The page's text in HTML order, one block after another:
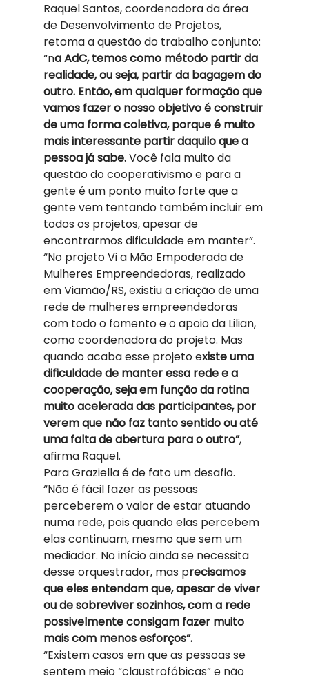
Raquel Santos, coordenadora da área
de Desenvolvimento de Projetos,
retoma a questão do trabalho conjunto:
“na AdC, temos como método partir da
realidade, ou seja, partir da bagagem do
outro. Então, em qualquer formação que
vamos fazer o nosso objetivo é construir
de uma forma coletiva, porque é muito
mais interessante partir daquilo que a
pessoa já sabe. Você fala muito da
questão do cooperativismo e para a
gente é um ponto muito forte que a
gente vem tentando também incluir em
todos os projetos, apesar de
encontrarmos dificuldade em manter”.
“No projeto Vi a Mão Empoderada de
Mulheres Empreendedoras, realizado
em Viamão/RS, existiu a criação de uma
rede de mulheres empreendedoras
com todo o fomento e o apoio da Lilian,
como coordenadora do projeto. Mas
quando acaba esse projeto existe uma
dificuldade de manter essa rede e a
cooperação, seja em função da rotina
muito acelerada das participantes, por
verem que não faz tanto sentido ou até
uma falta de abertura para o outro”,
afirma Raquel.
Para Graziella é de fato um desafio.
“Não é fácil fazer as pessoas
perceberem o valor de estar atuando
numa rede, pois quando elas percebem
elas continuam, mesmo que sem um
mediador. No início ainda se necessita
desse orquestrador, mas precisamos
que eles entendam que, apesar de viver
ou de sobreviver sozinhos, com a rede
possivelmente consigam fazer muito
mais com menos esforços”.
“Existem casos em que as pessoas se
sentem meio “claustrofóbicas” e não